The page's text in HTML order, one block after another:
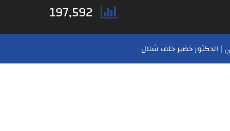
197,592
| الدكتور خضير خلف شلال